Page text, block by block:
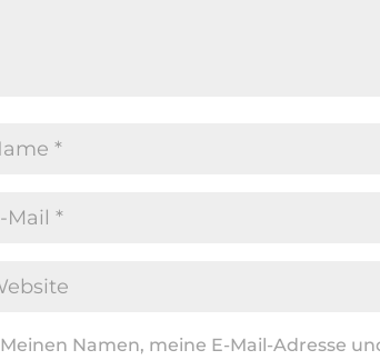
Meinen Namen, meine E-Mail-Adresse